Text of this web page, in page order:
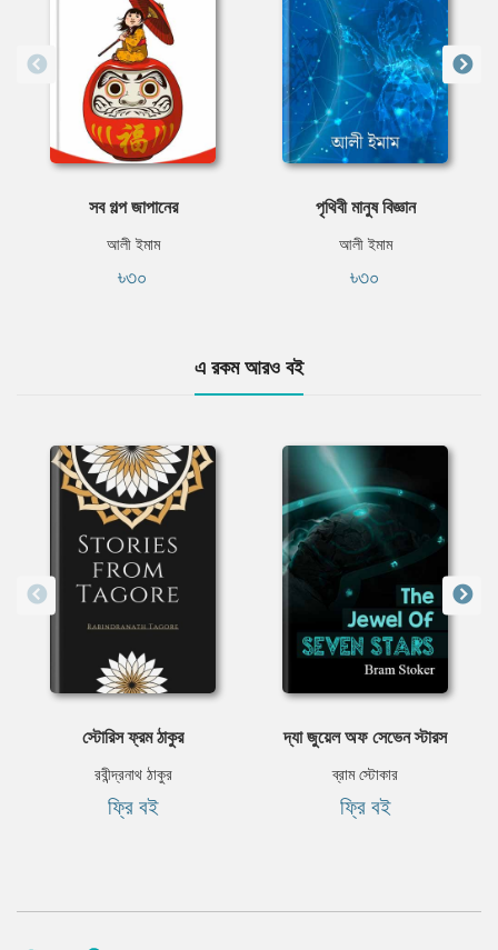
সব গল্প জাপানের
আলী ইমাম
৳৩০
পৃথিবী মানুষ বিজ্ঞান
আলী ইমাম
৳৩০
এ রকম আরও বই
স্টোরিস ফ্রম ঠাকুর
রবীন্দ্রনাথ ঠাকুর
ফ্রি বই
দ্যা জুয়েল অফ সেভেন স্টারস
ব্রাম স্টোকার
ফ্রি বই